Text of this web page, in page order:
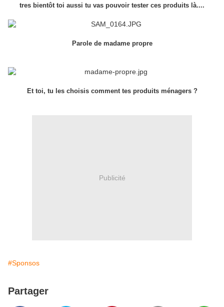
tres bientôt toi aussi tu vas pouvoir tester ces produits là....
Parole de madame propre
Et toi, tu les choisis comment tes produits ménagers ?
Publicité
#Sponsos
Partager